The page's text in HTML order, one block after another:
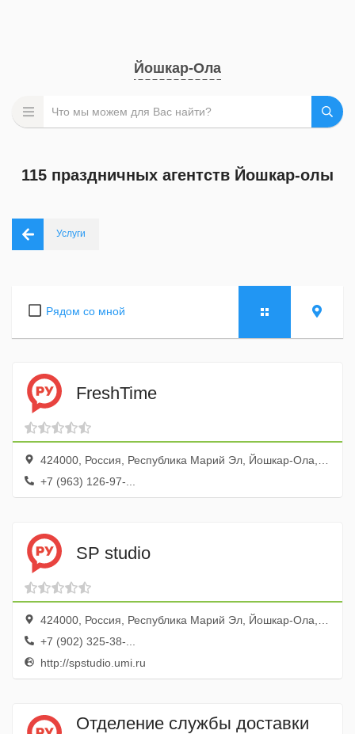
Йошкар-Ола
115 праздничных агентств Йошкар-олы
Услуги
Рядом со мной
FreshTime
424000, Россия, Республика Марий Эл, Йошкар-Ола, улица Кирова, 1, магазин &quot,Сайвер&quot,
+7 (963) 126-97-...
SP studio
424000, Россия, Республика Марий Эл, Йошкар-Ола, улица Панфилова, 29, оф. 4
+7 (902) 325-38-...
http://spstudio.umi.ru
Отделение службы доставки